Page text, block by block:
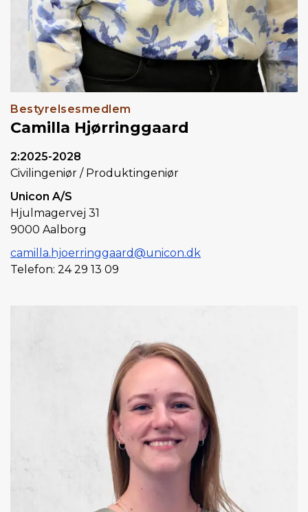
Bestyrelsesmedlem
Camilla Hjørringgaard
2:2025-2028
Civilingeniør / Produktingeniør
Unicon A/S
Hjulmagervej 31
9000 Aalborg
camilla.hjoerringgaard@unicon.dk
Telefon: 24 29 13 09